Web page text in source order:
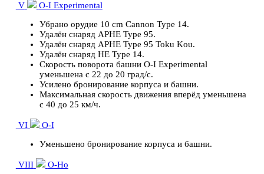
V
O-I Experimental
Убрано орудие 10 cm Cannon Type 14.
Удалён снаряд APHE Type 95.
Удалён снаряд APHE Type 95 Toku Kou.
Удалён снаряд HE Type 14.
Скорость поворота башни O-I Experimental
уменьшена с 22 до 20 град/с.
Усилено бронирование корпуса и башни.
Максимальная скорость движения вперёд уменьшена
с 40 до 25 км/ч.
VI
O-I
Уменьшено бронирование корпуса и башни.
VIII
O-Ho